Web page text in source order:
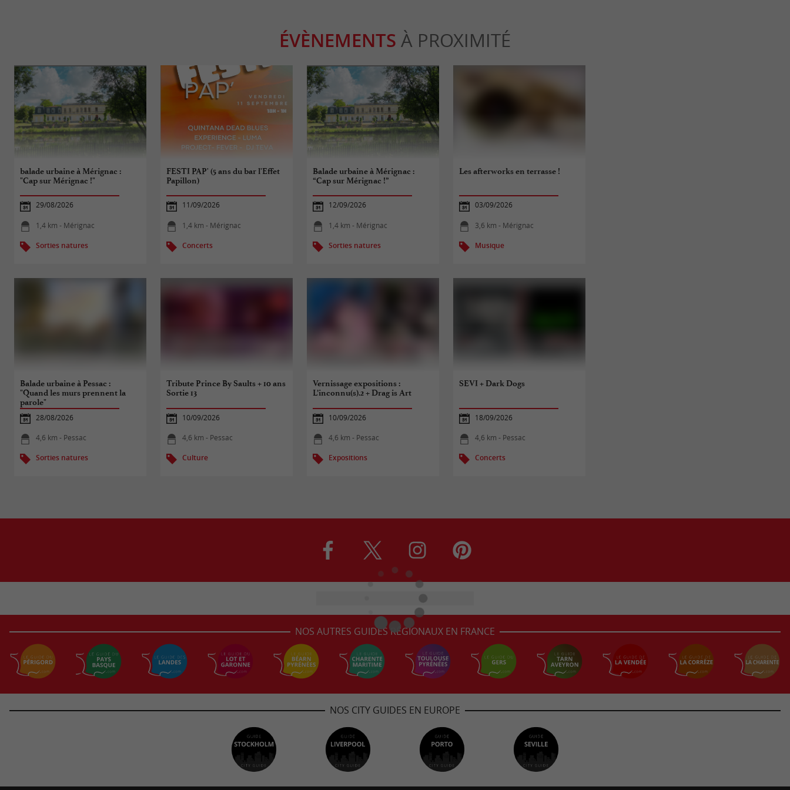
ÉVÈNEMENTS À PROXIMITÉ
balade urbaine à Mérignac :
"Cap sur Mérignac !"
29/08/2026
1,4 km - Mérignac
Sorties natures
FESTI PAP' (5 ans du bar l'Effet
Papillon)
11/09/2026
1,4 km - Mérignac
Concerts
Balade urbaine à Mérignac :
“Cap sur Mérignac !”
12/09/2026
1,4 km - Mérignac
Sorties natures
Les afterworks en terrasse !
03/09/2026
3,6 km - Mérignac
Musique
Balade urbaine à Pessac :
"Quand les murs prennent la
parole"
28/08/2026
4,6 km - Pessac
Sorties natures
Tribute Prince By Saults + 10 ans
Sortie 13
10/09/2026
4,6 km - Pessac
Culture
Vernissage expositions :
L’inconnu(s).2 + Drag is Art
10/09/2026
4,6 km - Pessac
Expositions
SEVI + Dark Dogs
18/09/2026
4,6 km - Pessac
Concerts
NOS AUTRES GUIDES RÉGIONAUX EN FRANCE
NOS CITY GUIDES EN EUROPE